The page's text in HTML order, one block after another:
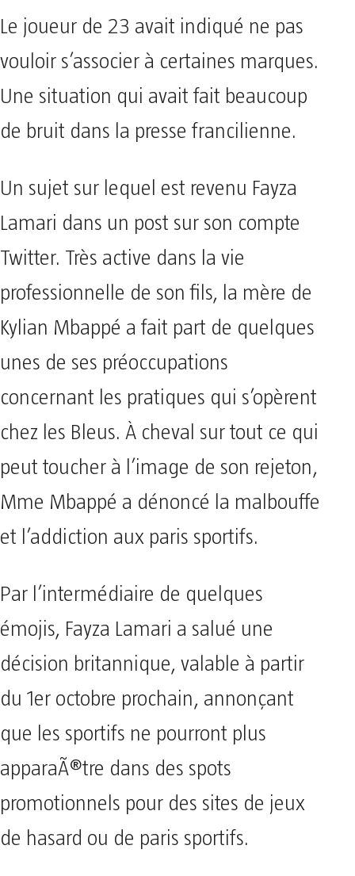
Le joueur de 23 avait indiqué ne pas
vouloir s’associer à certaines marques.
Une situation qui avait fait beaucoup
de bruit dans la presse francilienne.
Un sujet sur lequel est revenu Fayza
Lamari dans un post sur son compte
Twitter. Très active dans la vie
professionnelle de son fils, la mère de
Kylian Mbappé a fait part de quelques
unes de ses préoccupations
concernant les pratiques qui s’opèrent
chez les Bleus. À cheval sur tout ce qui
peut toucher à l’image de son rejeton,
Mme Mbappé a dénoncé la malbouffe
et l’addiction aux paris sportifs.
Par l’intermédiaire de quelques
émojis, Fayza Lamari a salué une
décision britannique, valable à partir
du 1er octobre prochain, annonçant
que les sportifs ne pourront plus
apparaÃ®tre dans des spots
promotionnels pour des sites de jeux
de hasard ou de paris sportifs.